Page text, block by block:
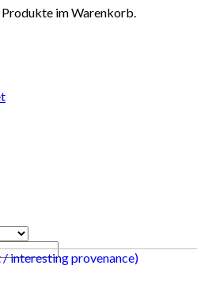
Produkte im Warenkorb.